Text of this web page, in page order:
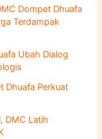
Dompet Dhuafa
Terdampak
Ubah Dialog
Dhuafa Perkuat
DMC Latih